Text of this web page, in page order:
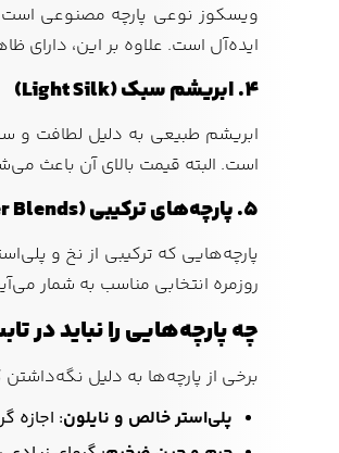
ویسکوز نوعی پارچه مصنوعی است
ایده‌آل است. علاوه بر این،
4. ابریشم سبک (Light Silk)
ابریشم طبیعی به دلیل لطافت و
است. البته قیمت بالای آن باعث
5. پارچه‌های ترکیبی (Cotton-Polyester Blends)
پارچه‌هایی که ترکیبی از نخ و
روزمره انتخابی مناسب به شمار
چه پارچه‌هایی را نباید در
برخی از پارچه‌ها به دلیل
پلی‌استر خالص و نایلون: اجازه